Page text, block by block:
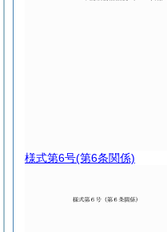
様式第6号(第6条関係)